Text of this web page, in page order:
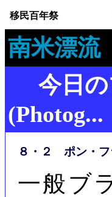
移民百年祭
南米漂流
今日
(Photog...
８・２ ポン・フ
一般ブ